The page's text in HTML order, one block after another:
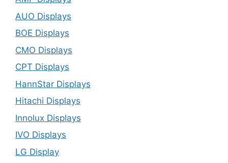
AUO Displays
BOE Displays
CMO Displays
CPT Displays
HannStar Displays
Hitachi Displays
Innolux Displays
IVO Displays
LG Display